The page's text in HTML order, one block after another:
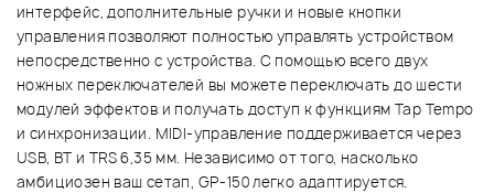
интерфейс, дополнительные ручки и новые кнопки
управления позволяют полностью управлять устройством
непосредственно с устройства. С помощью всего двух
ножных переключателей вы можете переключать до шести
модулей эффектов и получать доступ к функциям Tap Tempo
и синхронизации. MIDI-управление поддерживается через
USB, BT и TRS 6,35 мм. Независимо от того, насколько
амбициозен ваш сетап, GP-150 легко адаптируется.